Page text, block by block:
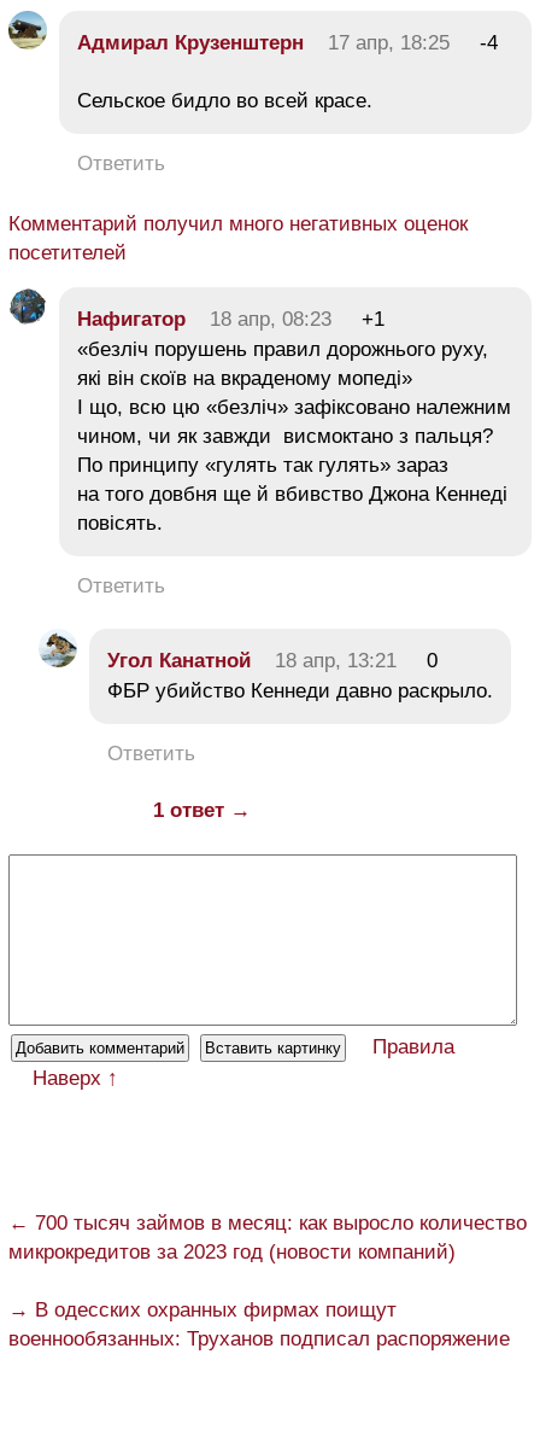
Адмирал Крузенштерн 17 апр, 18:25 -4
Сельское бидло во всей красе.
Ответить
Комментарий получил много негативных оценок
посетителей
Нафигатор 18 апр, 08:23
+1
«безліч порушень правил дорожнього руху,
які він скоїв на вкраденому мопеді»
І що, всю цю «безліч» зафіксовано належним
чином, чи як завжди висмоктано з пальця?
По принципу «гулять так гулять» зараз
на того довбня ще й вбивство Джона Кеннеді
повісять.
Ответить
Угол Канатной 18 апр, 13:21
0
ФБР убийство Кеннеди давно раскрыло.
Ответить
1 ответ →
Правила
Наверх ↑
← 700 тысяч займов в месяц: как выросло количество
микрокредитов за 2023 год (новости компаний)
→ В одесских охранных фирмах поищут
военнообязанных: Труханов подписал распоряжение